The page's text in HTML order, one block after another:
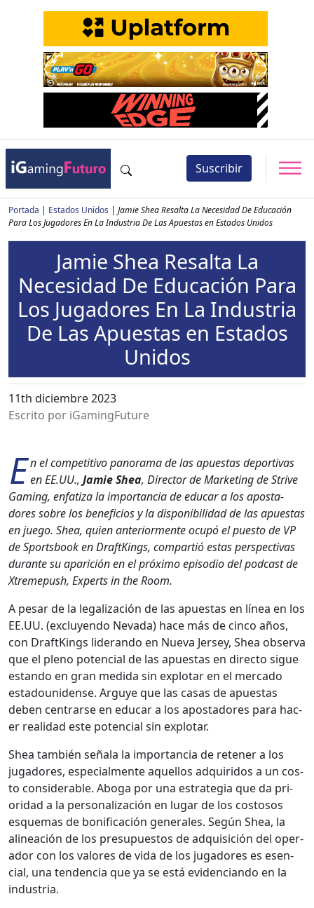
Suscribir
Portada | Estados Unidos | Jamie Shea Resalta La Necesidad De Educación
Para Los Jugadores En La Industria De Las Apuestas en Estados Unidos
Jamie Shea Resalta La
Necesidad De Educación Para
Los Jugadores En La Industria
De Las Apuestas en Estados
Unidos
11th diciembre 2023
Escrito por iGamingFuture
En el com­pet­i­ti­vo panora­ma de las apues­tas deporti­vas
en EE.UU., Jamie Shea, Direc­tor de Mar­ket­ing de Strive
Gam­ing, enfa­ti­za la impor­tan­cia de edu­car a los apos­ta­
dores sobre los ben­efi­cios y la disponi­bil­i­dad de las apues­tas
en juego. Shea, quien ante­ri­or­mente ocupó el puesto de VP
de Sports­book en DraftK­ings, com­par­tió estas per­spec­ti­vas
durante su apari­ción en el próx­i­mo episo­dio del pod­cast de
Xtreme­push, Experts in the Room.
A pesar de la legal­ización de las apues­tas en línea en los
EE.UU. (excluyen­do Neva­da) hace más de cin­co años,
con DraftK­ings lid­eran­do en Nue­va Jer­sey, Shea obser­va
que el pleno poten­cial de las apues­tas en direc­to sigue
estando en gran medi­da sin explotar en el mer­ca­do
esta­dounidense. Arguye que las casas de apues­tas
deben cen­trarse en edu­car a los apos­ta­dores para hac­
er real­i­dad este poten­cial sin explotar.
Shea tam­bién señala la impor­tan­cia de reten­er a los
jugadores, espe­cial­mente aque­l­los adquiri­dos a un cos­
to con­sid­er­able. Abo­ga por una estrate­gia que da pri­
or­i­dad a la per­son­al­ización en lugar de los cos­tosos
esque­mas de bonifi­cación gen­erales. Según Shea, la
alin­eación de los pre­supuestos de adquisi­ción del oper­
ador con los val­ores de vida de los jugadores es esen­
cial, una ten­den­cia que ya se está evi­den­cian­do en la
indus­tria.